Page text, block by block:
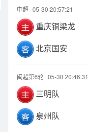
中超 05-30 20:57:21
重庆铜梁龙
北京国安
闽超第6轮 05-30 20:46:31
三明队
泉州队